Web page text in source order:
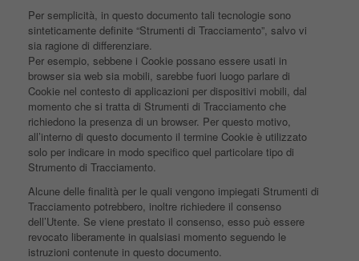
Per semplicità, in questo documento tali tecnologie sono
sinteticamente definite “Strumenti di Tracciamento”, salvo vi
sia ragione di differenziare.
Per esempio, sebbene i Cookie possano essere usati in
browser sia web sia mobili, sarebbe fuori luogo parlare di
Cookie nel contesto di applicazioni per dispositivi mobili, dal
momento che si tratta di Strumenti di Tracciamento che
richiedono la presenza di un browser. Per questo motivo,
all’interno di questo documento il termine Cookie è utilizzato
solo per indicare in modo specifico quel particolare tipo di
Strumento di Tracciamento.
Alcune delle finalità per le quali vengono impiegati Strumenti di
Tracciamento potrebbero, inoltre richiedere il consenso
dell’Utente. Se viene prestato il consenso, esso può essere
revocato liberamente in qualsiasi momento seguendo le
istruzioni contenute in questo documento.